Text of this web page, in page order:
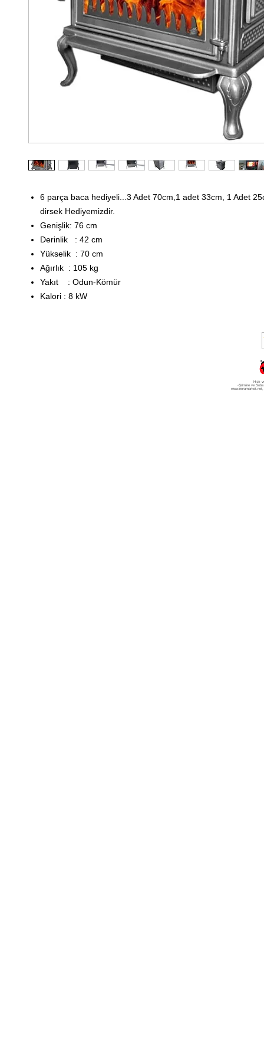
6 parça baca hediyeli...3 Adet 70cm,1 adet 33cm, 1 Adet
dirsek Hediyemizdir.
Genişlik: 76 cm
Derinlik : 42 cm
Yükselik : 70 cm
Ağırlık : 105 kg
Yakıt : Odun-Kömür
Kalori : 8 kW
Hızlı
-Şömine ve
www.noramarket.net,